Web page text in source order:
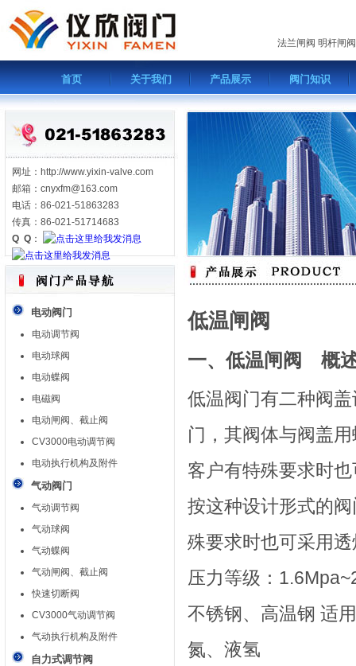
法兰闸阀 明杆闸阀
首页 关于我们 产品展示 阀门知识
网址：http://www.yixin-valve.com
邮箱：cnyxfm@163.com
电话：86-021-51863283
传真：86-021-51714683
Q Q ：
电动阀门
电动调节阀
电动球阀
电动蝶阀
电磁阀
电动闸阀、截止阀
CV3000电动调节阀
电动执行机构及附件
气动阀门
气动调节阀
气动球阀
气动蝶阀
气动闸阀、截止阀
快速切断阀
CV3000气动调节阀
气动执行机构及附件
自力式调节阀
低温闸阀
一、低温闸阀 概
低温阀门有二种阀
门，其阀体与阀盖
客户有特殊要求时
按这种设计形式的
殊要求时也可采用
压力等级：
不锈钢、高温钢 适
氮、液氢